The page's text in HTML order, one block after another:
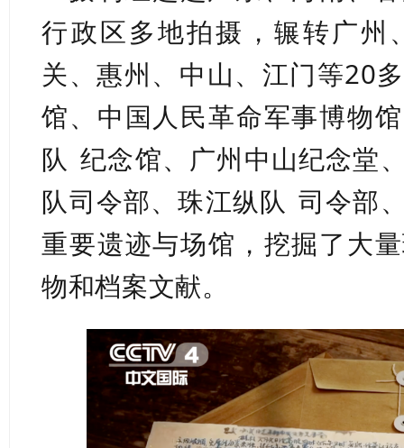
行政区多地拍摄，辗转广州
关、惠州、中山、江门等20
馆、中国人民革命军事博物
队 纪念馆、广州中山纪念堂
队司令部、珠江纵队 司令部
重要遗迹与场馆，挖掘了大
物和档案文献。